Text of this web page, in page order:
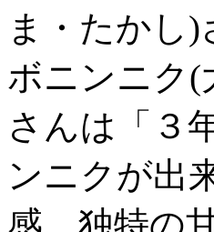
ま・たかし
ボニンニク(
さんは「３
ンニクが出